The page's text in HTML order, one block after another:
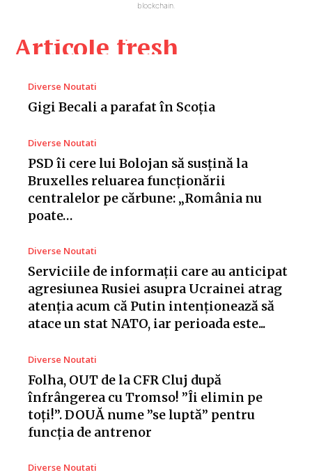
Articole fresh
Diverse Noutati
Gigi Becali a parafat în Scoția
Diverse Noutati
PSD îi cere lui Bolojan să susțină la
Bruxelles reluarea funcționării
centralelor pe cărbune: „România nu
poate…
Diverse Noutati
Serviciile de informații care au anticipat
agresiunea Rusiei asupra Ucrainei atrag
atenția acum că Putin intenționează să
atace un stat NATO, iar perioada este...
Diverse Noutati
Folha, OUT de la CFR Cluj după
înfrângerea cu Tromso! ”Îi elimin pe
toți!”. DOUĂ nume ”se luptă” pentru
funcția de antrenor
Diverse Noutati
blockchain.